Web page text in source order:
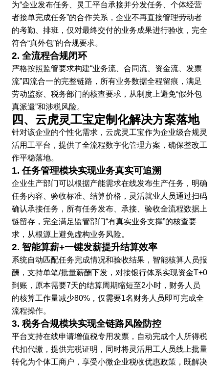
为“企业发布任务、灵工平台承接并分发任务、个体经营
者接单完成任务”的合作关系，企业不再直接管理劳动者
的考勤、排班，仅对最终交付的业务成果进行验收，完全
符合“真外包”的合规要求。
2. 全流程合规闭环
严格按照监管要求构建“业务流、合同流、资金流、发票
流”四流合一的完整链路，所有业务数据全程留痕，满足
劳动监察、税务部门的核查要求，从制度上避免“假外包
真派遣”和涉税风险。
四、云虎灵工宝定制化解决方案落地
针对该企业的个性化需求，云虎灵工宝作为企业级合规灵
活用工平台，提供了全流程数字化管理方案，确保整改工
作平稳落地。
1. 任务管理模块实现业务真实可追溯
企业生产部门可以根据产能需求在线发布生产任务，明确
任务内容、验收标准、结算价格，灵活就业人员通过扫码
确认承接任务，所有任务发布、承接、验收全流程数据上
链留存，完全满足监管部门“有真实业务支撑”的核查要
求，从根源上避免虚构业务风险。
2. 智能算薪+一键发薪提升结算效率
系统自动匹配任务完成情况和验收结果，智能核算人员报
酬，支持单笔/批量薪酬下发，对接银行体系实现资金T+0
到账，原本需要7天的结算周期缩短至2小时，财务人员
的核算工作量减少80%，仅需要1名财务人员即可完成全
流程操作。
3. 税务合规模块实现全链路风险防控
平台支持在线申请增值税专用发票，自动完成个人所得税
代扣代缴，提供完税证明，同时将灵活用工人员线上批量
转化为个体工商户，享受小微企业税收优惠政策，既解决